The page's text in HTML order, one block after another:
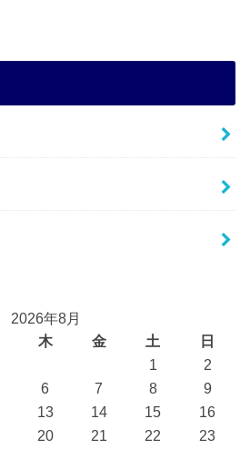
2026年8月
木 金 土
日
1
2
6 7 8
9
13 14 15
16
20 21 22 23